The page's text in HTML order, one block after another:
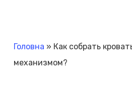
Головна » Как собрать
механизмом?